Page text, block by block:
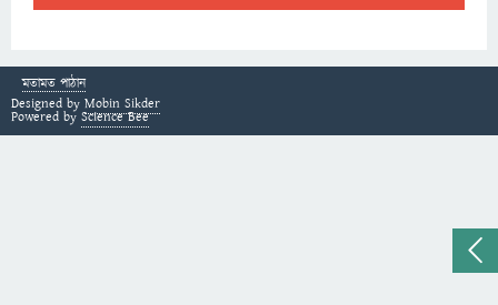
মতামত পাঠান
Designed by Mobin Sikder
Powered by Science Bee